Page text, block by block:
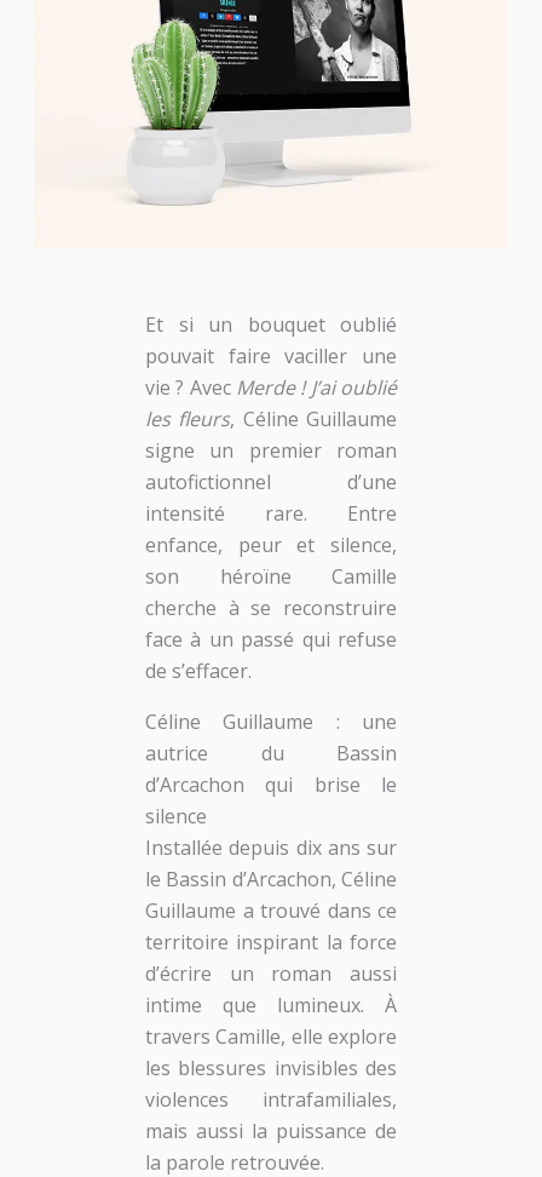
Et si un bouquet oublié
pouvait faire vaciller une
vie ? Avec Merde ! J’ai oublié
les fleurs, Céline Guillaume
signe un premier roman
autofictionnel d’une
intensité rare. Entre
enfance, peur et silence,
son héroïne Camille
cherche à se reconstruire
face à un passé qui refuse
de s’effacer.
Céline Guillaume : une
autrice du Bassin
d’Arcachon qui brise le
silence
Installée depuis dix ans sur
le Bassin d’Arcachon, Céline
Guillaume a trouvé dans ce
territoire inspirant la force
d’écrire un roman aussi
intime que lumineux. À
travers Camille, elle explore
les blessures invisibles des
violences intrafamiliales,
mais aussi la puissance de
la parole retrouvée.